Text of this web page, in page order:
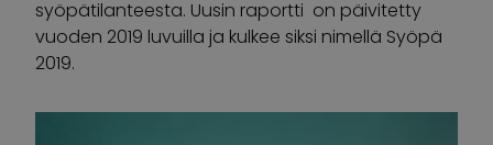
syöpätilanteesta. Uusin raportti on päivitetty
vuoden 2019 luvuilla ja kulkee siksi nimellä Syöpä
2019.